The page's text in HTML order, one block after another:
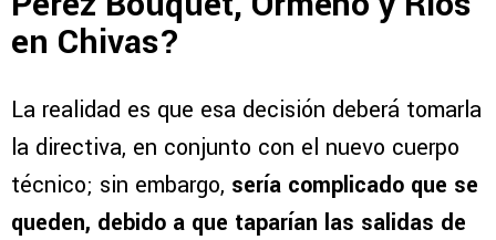
en Chivas?
La realidad es que esa decisión deberá tomarla
la directiva, en conjunto con el nuevo cuerpo
técnico; sin embargo, sería complicado que se
queden, debido a que taparían las salidas de